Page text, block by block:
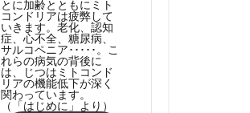
とに加齢とともにミト
コンドリアは疲弊して
いきます。老化、認知
症、心不全、糖尿病、
サルコペニア･････。こ
れらの病気の背後に
は、じつはミトコンド
リアの機能低下が深く
関わっています。
（「はじめに」より）